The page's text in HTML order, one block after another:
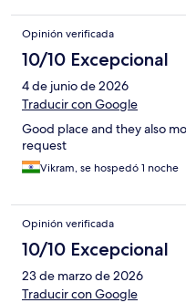
Opinión verificada
10/10 Excepcional
4 de junio de 2026
Traducir con Google
Good place and they also
request
Vikram, se hospedó 1 noche
Opinión verificada
10/10 Excepcional
23 de marzo de 2026
Traducir con Google